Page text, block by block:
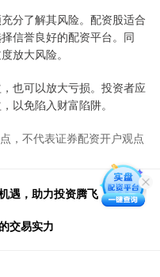
分了解其风险。配资股适合
信誉良好的配资平台。同
放大风险。
也可以放大亏损。投资者应
以免陷入财富陷阱。
，不代表证券配资开户观点
遇，助力投资腾飞
交易实力